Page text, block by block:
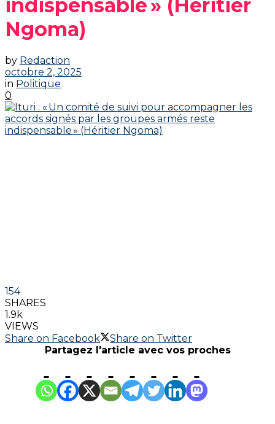
indispensable » (Héritier
Ngoma)
by Redaction
octobre 2, 2025
in Politique
0
154
SHARES
1.9k
VIEWS
Share on Facebook
Share on Twitter
Partagez l'article avec vos proches